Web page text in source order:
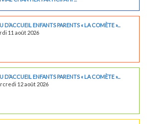
D’ACCUEIL ENFANTS PARENTS « LA COMÈTE »...
11 août 2026
D’ACCUEIL ENFANTS PARENTS « LA COMÈTE »...
12 août 2026